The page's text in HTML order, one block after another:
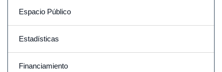
Espacio Público
Estadísticas
Financiamiento